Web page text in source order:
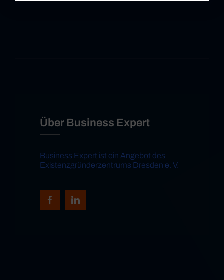
Über Business Expert
Business Expert ist ein Angebot des
Existenzgründerzentrums Dresden e. V.